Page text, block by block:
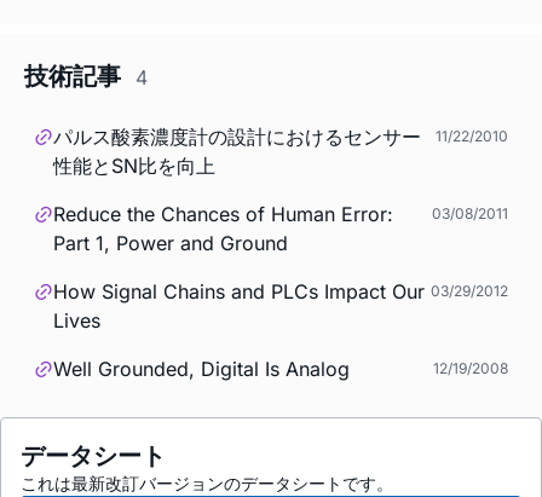
技術記事 4
パルス酸素濃度計の設計におけるセンサー
性能とSN比を向上
11/22/2010
Reduce the Chances of Human Error:
Part 1, Power and Ground
03/08/2011
How Signal Chains and PLCs Impact Our
Lives
03/29/2012
Well Grounded, Digital Is Analog 12/19/2008
データシート
これは最新改訂バージョンのデータシートです。